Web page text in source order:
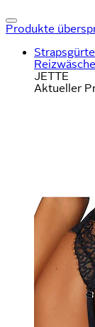
Produkte
Reizwäsche
JETTE
Aktueller